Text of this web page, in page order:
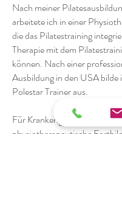
Nach meiner
arbeitete ich in einer
die das Pilatestraining
Therapie mit dem
können. Nach einer
Ausbildung in den USA
Polestar Trainer aus.
Für
physiotherapeutische